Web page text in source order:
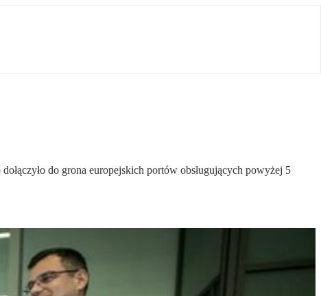
do grona europejskich portów obsługujących powyżej 5